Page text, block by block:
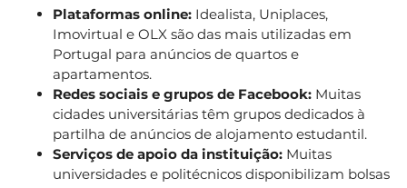
Plataformas online: Idealista, Uniplaces,
Imovirtual e OLX são das mais utilizadas em
Portugal para anúncios de quartos e
apartamentos.
Redes sociais e grupos de Facebook: Muitas
cidades universitárias têm grupos dedicados à
partilha de anúncios de alojamento estudantil.
Serviços de apoio da instituição: Muitas
universidades e politécnicos disponibilizam bolsas